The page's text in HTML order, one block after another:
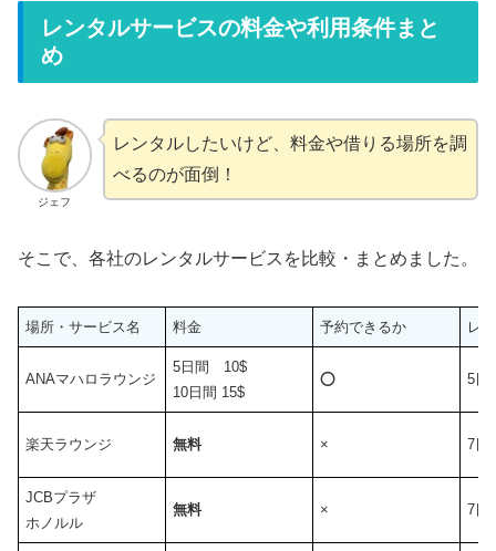
レンタルサービスの料金や利用条件まと
め
ジェフ
レンタルしたいけど、料金や借りる場所を調
べるのが面倒！
そこで、各社のレンタルサービスを比較・まとめました。
場所・サービス名 料金 予約できるか レ
ANAマハロラウンジ
5日間 10$
10日間 15$
⭕️ 5日
楽天ラウンジ 無料 × 7日
JCBプラザ
ホノルル
無料 × 7日